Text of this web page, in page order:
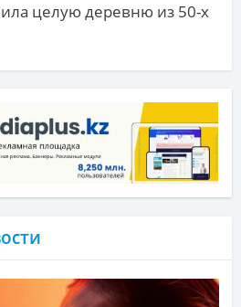
целую деревню из 50-х